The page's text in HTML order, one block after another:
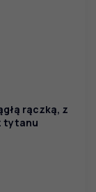
rączką, z
tytanu